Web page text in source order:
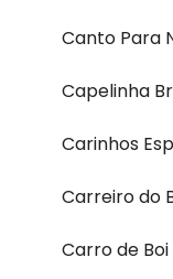
Canto Para
Capelinha
Carinhos
Carreiro do
Carro de Boi